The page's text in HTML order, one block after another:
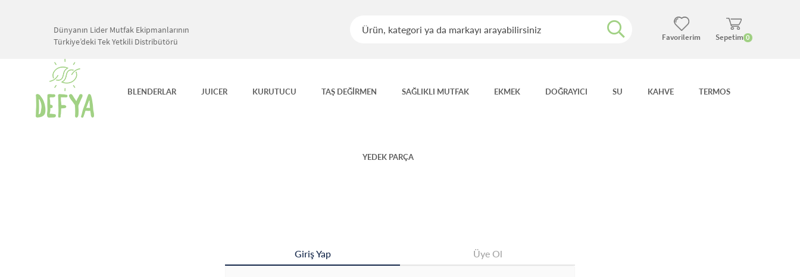
Dünyanın Lider Mutfak Ekipmanlarının
Türkiye’deki Tek Yetkili Distribütörü
Sepetim 0
Favorilerim
BLENDERLAR JUICER KURUTUCU TAŞ DEĞİRMEN SAĞLIKLI MUTFAK EKMEK DOĞRAYICI SU KAHVE TERMOS
YEDEK PARÇA
Giriş Yap Üye Ol